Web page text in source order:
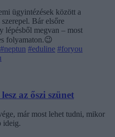
ügyintézések között a
Bár elsőre
lépésből megvan – most
folyamaton.😉
#neptun #eduline #foryou
az őszi szünet
már most lehet tudni, mikor
ideig.